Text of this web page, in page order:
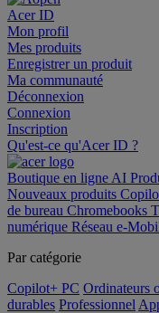
Acer ID
Mon profil
Mes produits
Enregistrer un produit
Ma communauté
Déconnexion
Connexion
Inscription
Qu'est-ce qu'Acer ID ?
Boutique en ligne AI
Nouveaux produits
de bureau Chromebooks
numérique Réseau e-
Par catégorie
Copilot+ PC Ordinateurs
durables Professionnel